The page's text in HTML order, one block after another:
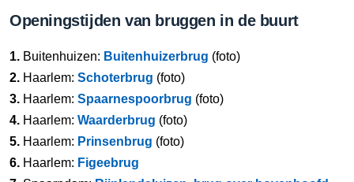
Openingstijden van bruggen in de buurt
1. Buitenhuizen: Buitenhuizerbrug (foto)
2. Haarlem: Schoterbrug (foto)
3. Haarlem: Spaarnespoorbrug (foto)
4. Haarlem: Waarderbrug (foto)
5. Haarlem: Prinsenbrug (foto)
6. Haarlem: Figeebrug